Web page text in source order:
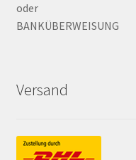
oder
BANKÜBERWEISUNG
Versand